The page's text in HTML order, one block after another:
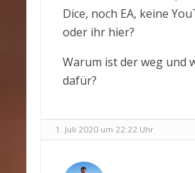
Dice, noch EA, keine
oder ihr hier?
Warum ist der weg und
dafür?
1. Juli 2020 um 22:22 Uhr